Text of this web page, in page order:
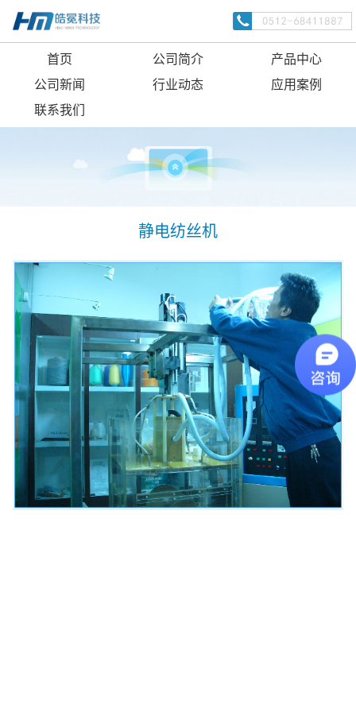
首页 公司简介
产品中心
公司新闻
行业动态
应用案例
联系我们
静电纺丝机